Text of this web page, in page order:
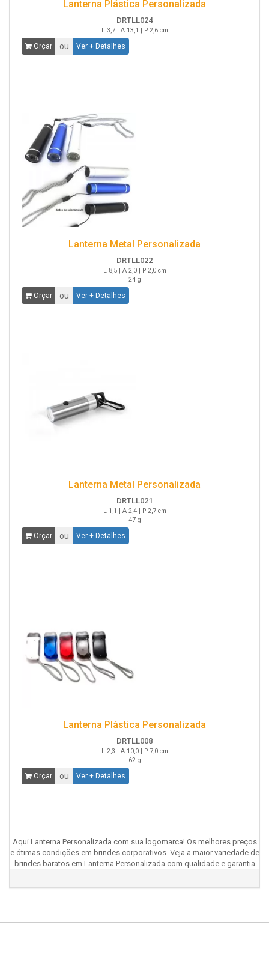
Lanterna Plástica Personalizada
DRTLL024
L 3,7 | A 13,1 | P 2,6 cm
Orçar ou Ver + Detalhes
Lanterna Metal Personalizada
DRTLL022
L 8,5 | A 2,0 | P 2,0 cm
24 g
Orçar ou Ver + Detalhes
Lanterna Metal Personalizada
DRTLL021
L 1,1 | A 2,4 | P 2,7 cm
47 g
Orçar ou Ver + Detalhes
Lanterna Plástica Personalizada
DRTLL008
L 2,3 | A 10,0 | P 7,0 cm
62 g
Orçar ou Ver + Detalhes
Aqui Lanterna Personalizada com sua logomarca! Os melhores preços
e ótimas condições em brindes corporativos. Veja a maior variedade de
brindes baratos em Lanterna Personalizada com qualidade e garantia